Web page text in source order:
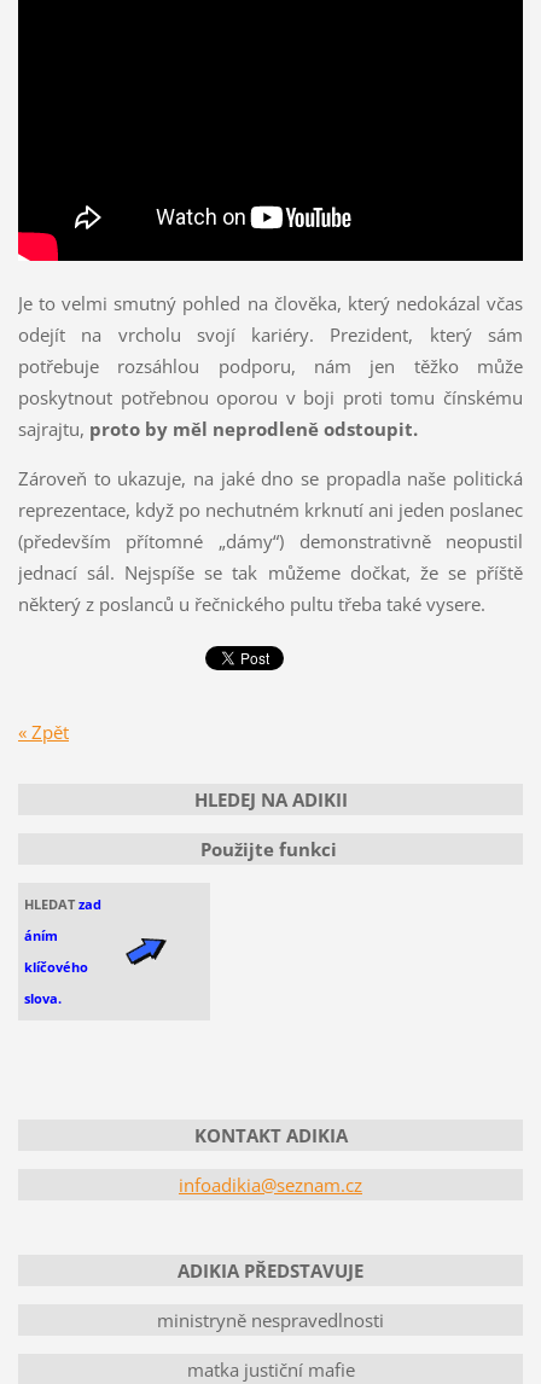
Je to velmi smutný pohled na člověka, který nedokázal včas
odejít na vrcholu svojí kariéry. Prezident, který sám
potřebuje rozsáhlou podporu, nám jen těžko může
poskytnout potřebnou oporou v boji proti tomu čínskému
sajrajtu, proto by měl neprodleně odstoupit.
Zároveň to ukazuje, na jaké dno se propadla naše politická
reprezentace, když po nechutném krknutí ani jeden poslanec
(především přítomné „dámy“) demonstrativně neopustil
jednací sál. Nejspíše se tak můžeme dočkat, že se příště
některý z poslanců u řečnického pultu třeba také vysere.
« Zpět
HLEDEJ NA ADIKII
Použijte funkci
HLEDAT zad
áním
klíčového
slova.
KONTAKT ADIKIA
infoadikia@seznam.cz
ADIKIA PŘEDSTAVUJE
ministryně nespravedlnosti
matka justiční mafie